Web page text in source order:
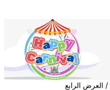
/ العرض الرابع